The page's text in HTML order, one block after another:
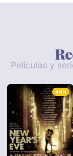
Películas y
44%